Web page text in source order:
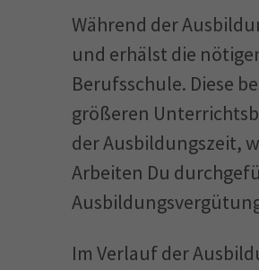
Während der
und erhälst die
Berufsschule. Diese
größeren
der Ausbildungszeit,
Arbeiten Du
Im Verlauf der